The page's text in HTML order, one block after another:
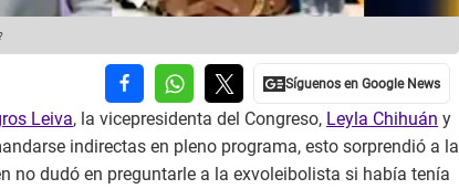
Leiva, la vicepresidenta del Congreso, Leyla Chihuán y
indirectas en pleno programa, esto sorprendió a la
no dudó en preguntarle a la exvoleibolista si había tenía